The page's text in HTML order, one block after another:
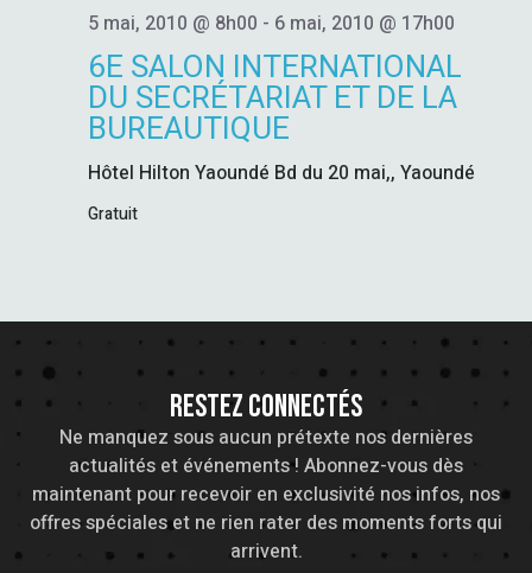
É
V
È
M
E
N
T
5 mai, 2010 @ 8h00 - 6 mai, 2010 @ 17h00
6E SALON INTERNATIONAL
DU SECRÉTARIAT ET DE LA
BUREAUTIQUE
Hôtel Hilton Yaoundé Bd du 20 mai,, Yaoundé
Gratuit
RESTEZ CONNECTÉS
Ne manquez sous aucun prétexte nos dernières
actualités et événements ! Abonnez-vous dès
maintenant pour recevoir en exclusivité nos infos, nos
offres spéciales et ne rien rater des moments forts qui
arrivent.